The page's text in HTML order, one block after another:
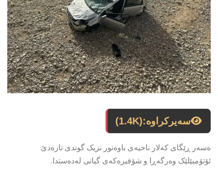
سەیرکراوە:(1.4K)
ەسەر ڕێگای کەلار ناحیەی باوەنور نزیک گوندی تازەدێ
ئۆتۆمبێلێک وەرگەڕا و شۆفیرەکەی گیانی لەدەستدا.